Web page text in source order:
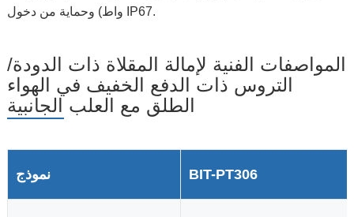
واط) وحماية من دخول IP67.
المواصفات الفنية لإمالة المقلاة ذات الدودة/
التروس ذات الدفع الخفيف في الهواء
الطلق مع العلب الجانبية
نموذج BIT-PT306